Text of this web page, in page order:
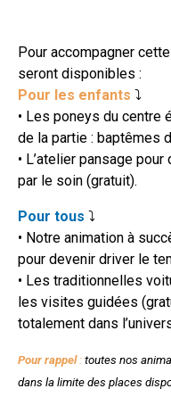
Pour accompagner
seront disponibles :
Pour les enfants ⤵
• Les poneys du centre
de la partie : baptêmes
• L’atelier pansage pour
par le soin (gratuit).
Pour tous ⤵
• Notre animation à
pour devenir driver le
• Les traditionnelles
les visites guidées
totalement dans
Pour rappel: toutes nos
dans la limite des places